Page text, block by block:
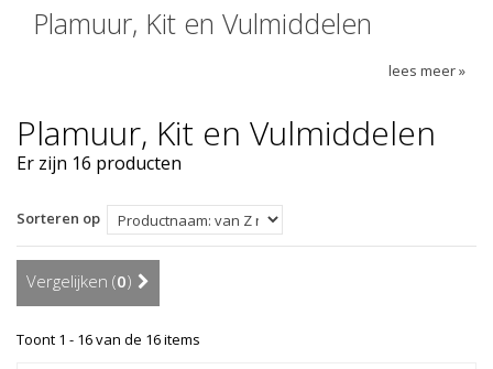
Plamuur, Kit en Vulmiddelen
lees meer »
Plamuur, Kit en Vulmiddelen
Er zijn 16 producten
Sorteren op
Vergelijken (0)
Toont 1 - 16 van de 16 items